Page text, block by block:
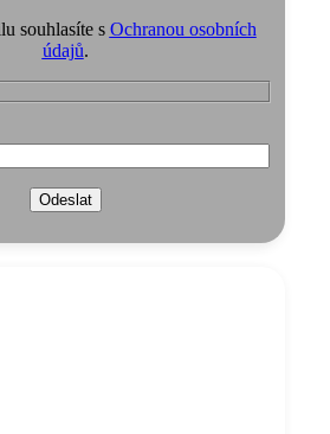
souhlasíte s Ochranou osobních
údajů.